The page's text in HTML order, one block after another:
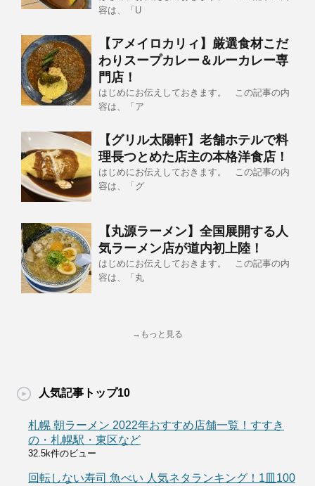
容は、「U
【アメイロカリィ】厳選食材こだ
わりスープカレー＆ルーカレー専
門店！
はじめにお伝えしておきます。 この記事の内
容は、「ア
【グリル太陽軒】老舗ホテルで料
理長つとめた店主の本格洋食店！
はじめにお伝えしておきます。 この記事の内
容は、「グ
【丸源ラーメン】全国展開する人
気ラーメン店が道内初上陸！
はじめにお伝えしておきます。 この記事の内
容は、「丸
→もっと見る
人気記事トップ10
札幌 朝ラーメン 2022年おすすめ店舗一覧！すすき
の・札幌駅・東区など
32.5k件のビュー
回転しない寿司 魚べい 人気ネタランキング！1皿100